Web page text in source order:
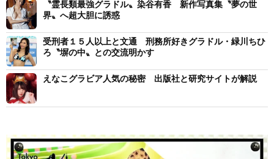
〝霊長類最強グラドル〟染谷有香 新作写真集〝夢の世
界〟へ超大胆に誘惑
受刑者１５人以上と文通 刑務所好きグラドル・緑川ちひ
ろ〝塀の中〟との交流明かす
えなこグラビア人気の秘密 出版社と研究サイトが解説